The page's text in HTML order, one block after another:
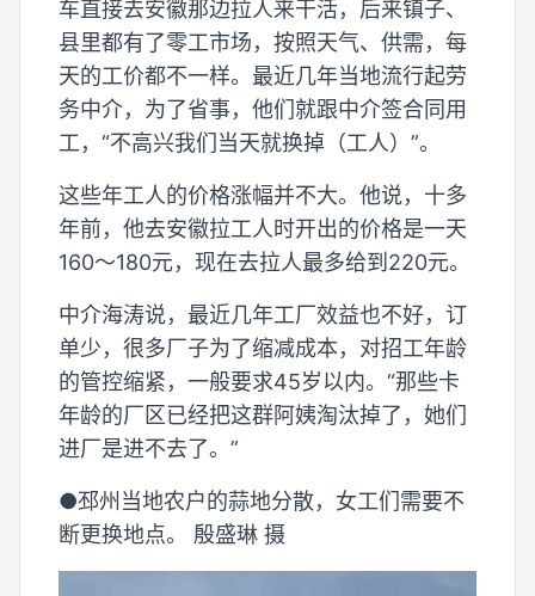
车直接去安徽那边拉人来干活，后来镇子、
县里都有了零工市场，按照天气、供需，每
天的工价都不一样。最近几年当地流行起劳
务中介，为了省事，他们就跟中介签合同用
工，“不高兴我们当天就换掉（工人）”。
这些年工人的价格涨幅并不大。他说，十多
年前，他去安徽拉工人时开出的价格是一天
160～180元，现在去拉人最多给到220元。
中介海涛说，最近几年工厂效益也不好，订
单少，很多厂子为了缩减成本，对招工年龄
的管控缩紧，一般要求45岁以内。“那些卡
年龄的厂区已经把这群阿姨淘汰掉了，她们
进厂是进不去了。”
●邳州当地农户的蒜地分散，女工们需要不
断更换地点。 殷盛琳 摄